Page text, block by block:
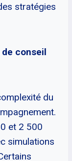
stratégies
conseil
du
et 2 500
simulations